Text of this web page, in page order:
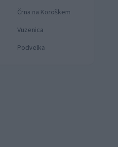
Črna na Koroškem
Vuzenica
Podvelka